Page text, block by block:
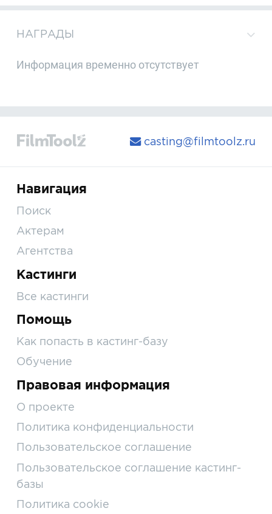
НАГРАДЫ
Информация временно отсутствует
casting@filmtoolz.ru
Навигация
Поиск
Актерам
Агентства
Кастинги
Все кастинги
Помощь
Как попасть в кастинг-базу
Обучение
Правовая информация
О проекте
Политика конфиденциальности
Пользовательское соглашение
Пользовательское соглашение кастинг-
базы
Политика cookie